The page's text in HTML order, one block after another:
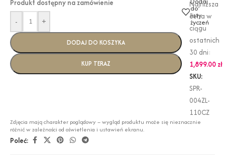
Produkt dostępny na zamówienie
-
+
DODAJ DO KOSZYKA
KUP TERAZ
do
listy
życzeń
Najniższa
cena w
ciągu
ostatnich
30 dni:
1,899.00 zł
SKU:
SPR-
004ZL-
110CZ
Zdjęcia mają charakter poglądowy – wygląd produktu może się nieznacznie
różnić w zależności od oświetlenia i ustawień ekranu.
Poleć: